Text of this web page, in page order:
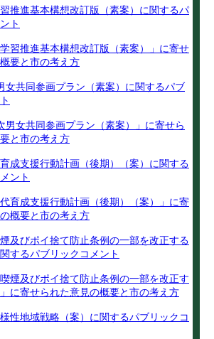
推進基本構想改訂版（素案）に関するパ
ト
学習推進基本構想改訂版（素案）」に寄せ
要と市の考え方
女共同参画プラン（素案）に関するパブ
男女共同参画プラン（素案）」に寄せら
と市の考え方
成支援行動計画（後期）（案）に関する
ント
代育成支援行動計画（後期）（案）」に寄
概要と市の考え方
及びポイ捨て防止条例の一部を改正する
するパブリックコメント
喫煙及びポイ捨て防止条例の一部を改正す
に寄せられた意見の概要と市の考え方
性地域戦略（案）に関するパブリックコ